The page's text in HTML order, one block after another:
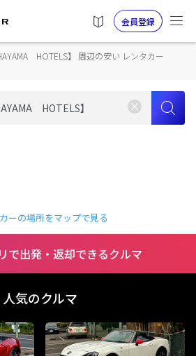
会員登録
HOTELS】 周辺の安い レンタカー
ーの場所をマップで見る
で出発・返却できるクルマ
人気のクルマ